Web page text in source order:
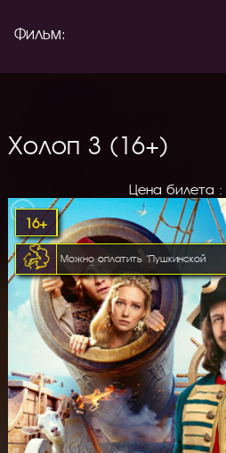
Фильм:
Холоп 3 (16+)
Цена билета :
16+